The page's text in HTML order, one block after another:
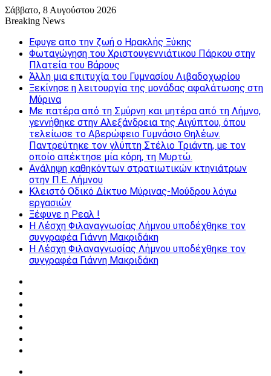
Σάββατο, 8 Αυγούστου 2026
Breaking News
Εφυγε απο την ζωή o Ηρακλής Ξύκης
Φωταγώγηση του Χριστουγεννιάτικου Πάρκου στην
Πλατεία του Βάρους
Άλλη μια επιτυχία του Γυμνασίου Λιβαδοχωρίου
Ξεκίνησε η λειτουργία της μονάδας αφαλάτωσης στη
Μύρινα
Με πατέρα από τη Σμύρνη και μητέρα από τη Λήμνο,
γεννήθηκε στην Αλεξάνδρεια της Αιγύπτου, όπου
τελείωσε το Αβερώφειο Γυμνάσιο Θηλέων.
Παντρεύτηκε τον γλύπτη Στέλιο Τριάντη, με τον
οποίο απέκτησε μία κόρη, τη Μυρτώ.
Ανάληψη καθηκόντων στρατιωτικών κτηνιάτρων
στην Π.Ε. Λήμνου
Κλειστό Οδικό Δίκτυο Μύρινας-Μούδρου λόγω
εργασιών
Ξέφυγε η Ρεαλ !
Η Λέσχη Φιλαναγνωσίας Λήμνου υποδέχθηκε τον
συγγραφέα Γιάννη Μακριδάκη
Η Λέσχη Φιλαναγνωσίας Λήμνου υποδέχθηκε τον
συγγραφέα Γιάννη Μακριδάκη